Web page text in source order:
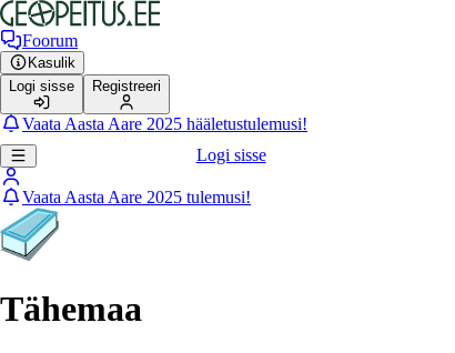
Foorum
Kasulik
Logi sisse
Registreeri
Vaata Aasta Aare 2025 hääletustulemusi!
Logi sisse
Vaata Aasta Aare 2025 tulemusi!
Tähemaa